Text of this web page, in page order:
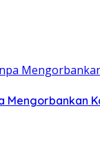
Mengorbankan